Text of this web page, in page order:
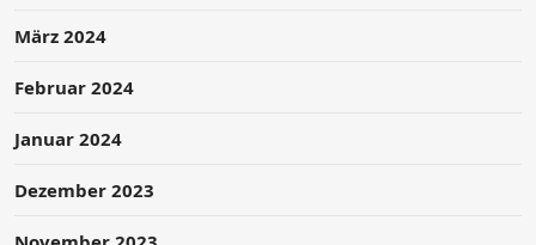
März 2024
Februar 2024
Januar 2024
Dezember 2023